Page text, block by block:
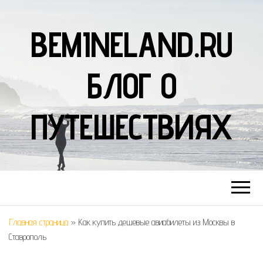
BEMINELAND.RU
БЛОГ О
ПУТЕШЕСТВИЯХ
Главная страница » Как купить дешевые авиабилеты из Москвы в
Ставрополь